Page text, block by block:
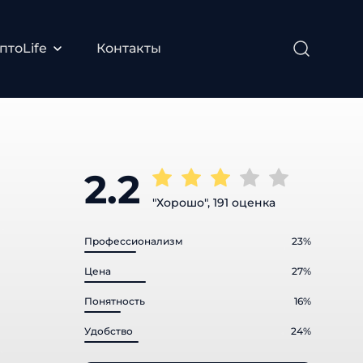
Контакты
2.2 "Хорошо", 191 оценка
Профессионализм 23%
Цена 27%
Понятность 16%
Удобство 24%